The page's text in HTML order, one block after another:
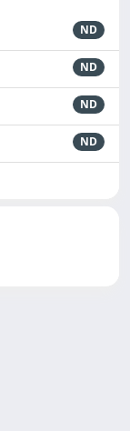
ND
ND
ND
ND